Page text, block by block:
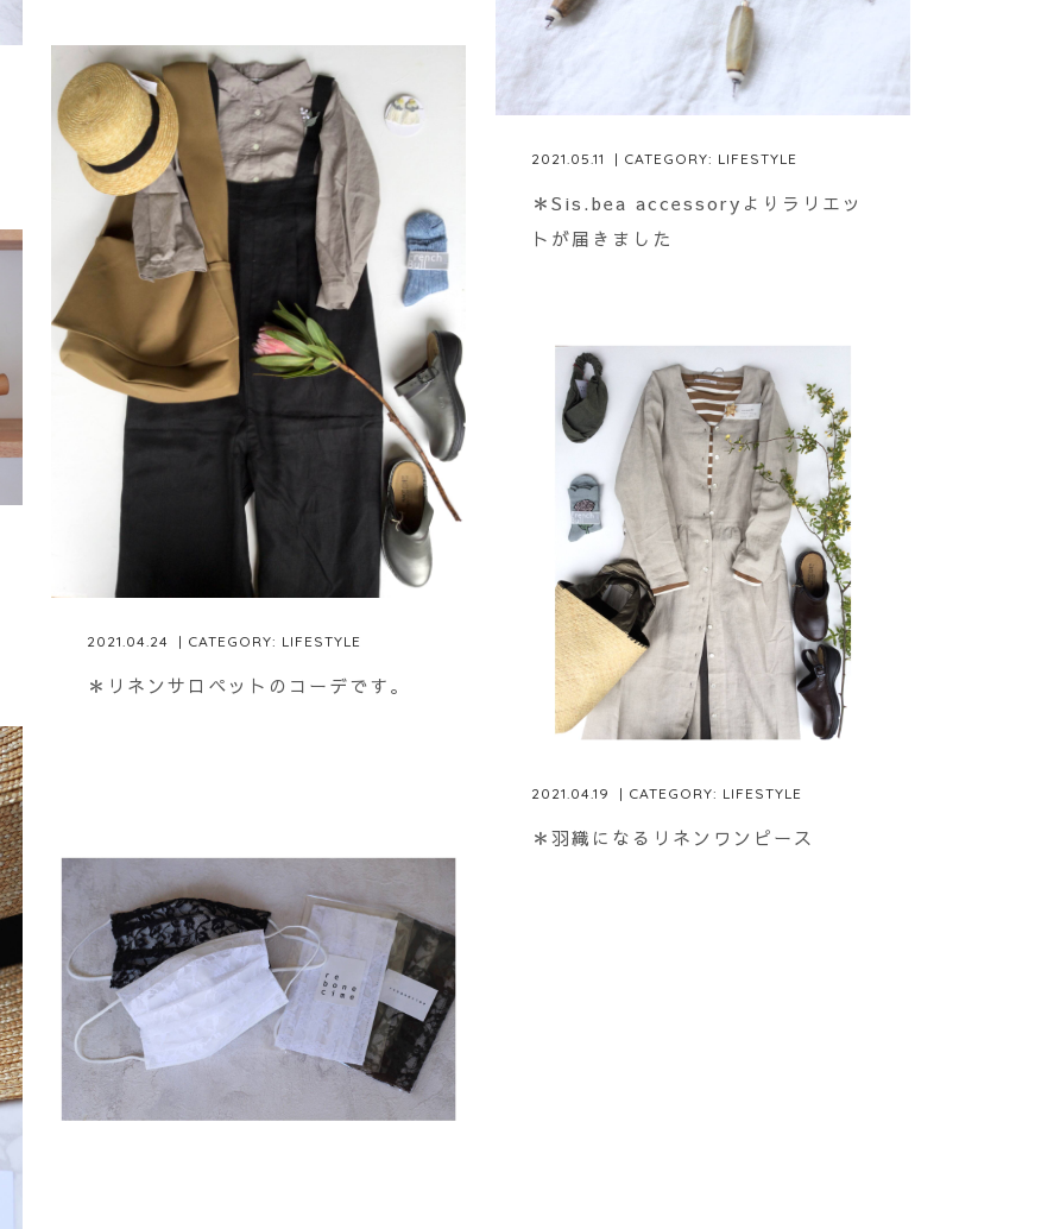
2021.05.11 | CATEGORY: LIFESTYLE
＊Sis.bea accessoryよりラリエッ
トが届きました
2021.04.24 | CATEGORY: LIFESTYLE
＊リネンサロペットのコーデです。
2021.04.19 | CATEGORY: LIFESTYLE
＊羽織になるリネンワンピース